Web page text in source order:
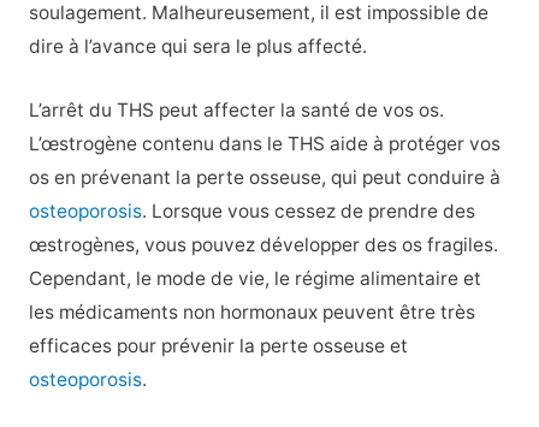
soulagement. Malheureusement, il est impossible de
dire à l’avance qui sera le plus affecté.
L’arrêt du THS peut affecter la santé de vos os.
L’œstrogène contenu dans le THS aide à protéger vos
os en prévenant la perte osseuse, qui peut conduire à
osteoporosis. Lorsque vous cessez de prendre des
œstrogènes, vous pouvez développer des os fragiles.
Cependant, le mode de vie, le régime alimentaire et
les médicaments non hormonaux peuvent être très
efficaces pour prévenir la perte osseuse et
osteoporosis.